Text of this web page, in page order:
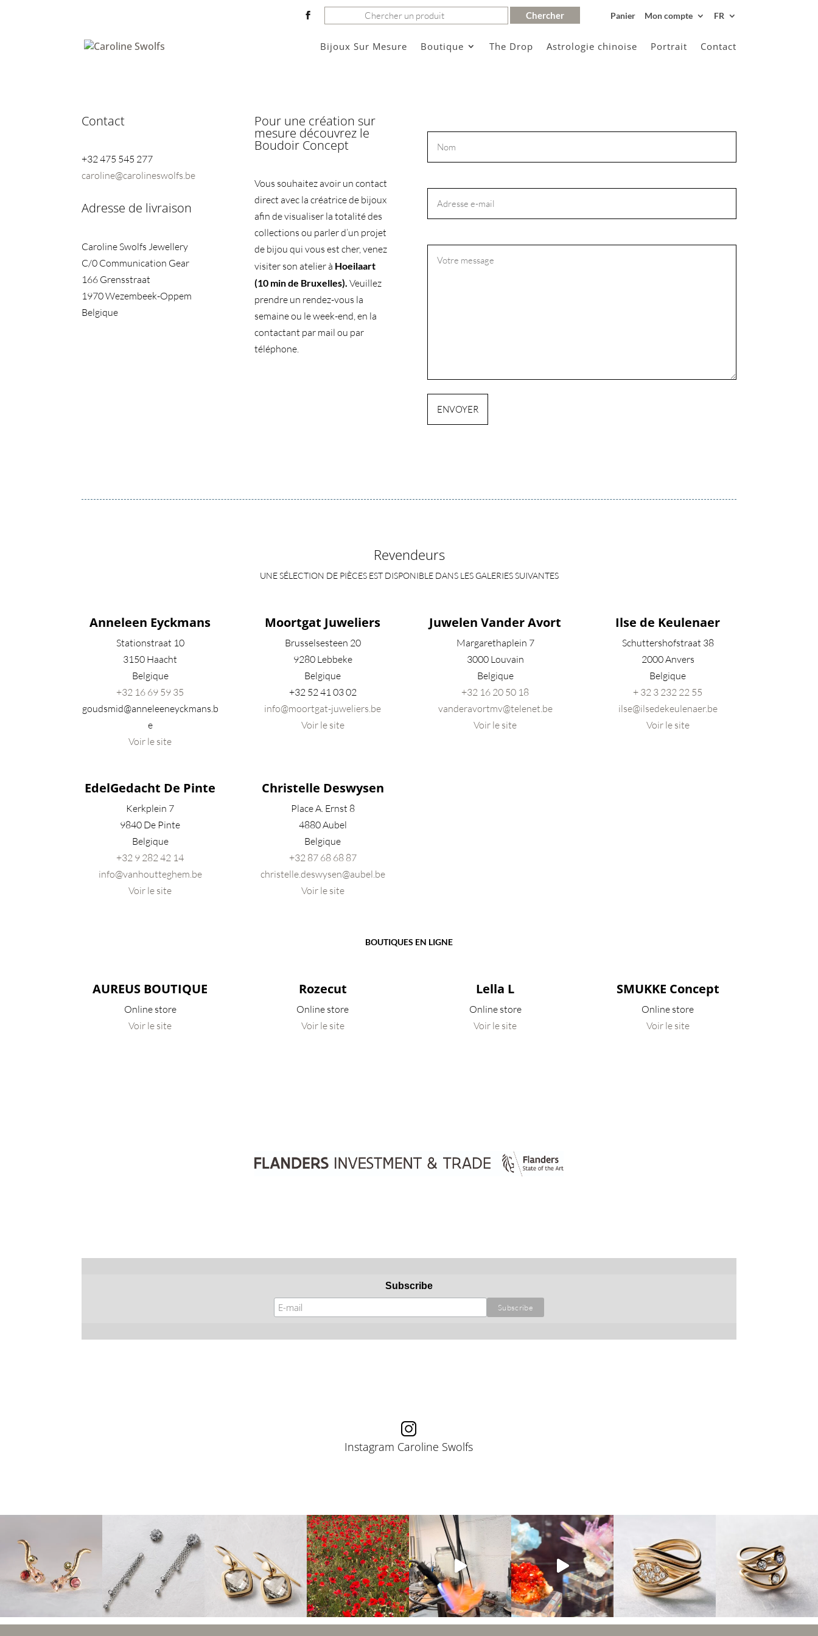
Rechercher:
Panier Mon compte FR
Bijoux Sur Mesure Boutique The Drop Astrologie chinoise Portrait Contact
Contact
+32 475 545 277
caroline@carolineswolfs.be
Adresse de livraison
Caroline Swolfs Jewellery
C/0 Communication Gear
166 Grensstraat
1970 Wezembeek-Oppem
Belgique
Pour une création sur
mesure découvrez le
Boudoir Concept
Vous souhaitez avoir un contact
direct avec la créatrice de bijoux
afin de visualiser la totalité des
collections ou parler d’un projet
de bijou qui vous est cher, venez
visiter son atelierà Hoeilaart
(10 min de Bruxelles). Veuillez
prendre un rendez-vous la
semaine ou le week-end, en la
contactant par mail ou par
téléphone.
Revendeurs
UNE SÉLECTION DE PIÈCES EST DISPONIBLE DANS LES GALERIES SUIVANTES
Anneleen Eyckmans
Stationstraat 10
3150 Haacht
Belgique
+32 16 69 59 35
goudsmid@anneleeneyckmans.b
e
Voir le site
Moortgat Juweliers
Brusselsesteen 20
9280 Lebbeke
Belgique
+32 52 41 03 02
info@moortgat-juweliers.be
Voir le site
Juwelen Vander Avort
Margarethaplein 7
3000 Louvain
Belgique
+32 16 20 50 18
vanderavortmv@telenet.be
Voir le site
Ilse de Keulenaer
Schuttershofstraat 38
2000 Anvers
Belgique
+ 32 3 232 22 55
ilse@ilsedekeulenaer.be
Voir le site
EdelGedacht De Pinte
Kerkplein 7
9840 De Pinte
Belgique
+32 9 282 42 14
info@vanhoutteghem.be
Voir le site
Christelle Deswysen
Place A. Ernst 8
4880 Aubel
Belgique
+32 87 68 68 87
christelle.deswysen@aubel.be
Voir le site
BOUTIQUES EN LIGNE
AUREUS BOUTIQUE
Online store
Voir le site
Rozecut
Online store
Voir le site
Lella L
Online store
Voir le site
SMUKKE Concept
Online store
Voir le site
Subscribe
Instagram Caroline Swolfs